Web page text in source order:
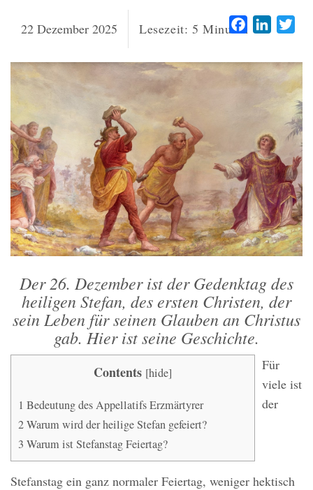
22 Dezember 2025 Lesezeit: 5 Minuten Facebook
Der 26. Dezember ist der Gedenktag des
heiligen Stefan, des ersten Christen, der
sein Leben für seinen Glauben an Christus
gab. Hier ist seine Geschichte.
Contents [hide]
1 Bedeutung des Appellatifs Erzmärtyrer
2Warum wird der heilige Stefan gefeiert?
3 Warum ist Stefanstag Feiertag?
Für
viele ist
der
Stefanstag ein ganz normaler Feiertag, weniger hektisch